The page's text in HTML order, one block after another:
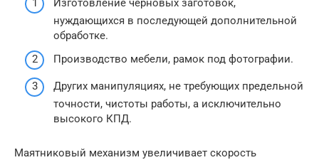
Изготовление черновых заготовок,
нуждающихся в последующей дополнительной
обработке.
Производство мебели, рамок под фотографии.
Других манипуляциях, не требующих предельной
точности, чистоты работы, а исключительно
высокого КПД.
Маятниковый механизм увеличивает скорость